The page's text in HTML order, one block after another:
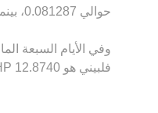
حوالي ‏‏‎0.081287‏، بينما 50 ‏₱ ‏PHP ستعادل حوالي ‏‏‎4.0644‏. توفر هذه الأرقام مؤشرًا لسعر الصرف بين ‏PHP و‏ADA، وقد يختلف المبلغ الدقيق حسب تقلُّبات السوق.
فلبيني هو ‏‎12.8740‏‏ PHP وأقل قيمة في آخر 24 ساعة هي ‏‎11.3103‏‏ PHP.